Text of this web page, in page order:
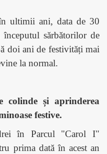
ultimii ani, data de 30
sărbătorilor de
doi ani de festivități mai
la normal.
colinde și aprinderea
festive.
în Parcul "Carol I"
prima dată în acest an